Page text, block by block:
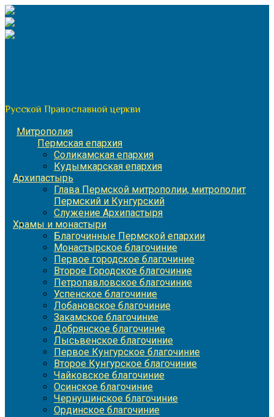
Перейти
к
содержимому
Русской Православной церкви
Митрополия
Пермская епархия
Соликамская епархия
Кудымкарская епархия
Архипастырь
Глава Пермской митрополии, митрополит
Пермский и Кунгурский
Служение Архипастыря
Храмы и монастыри
Благочинные Пермской епархии
Монастырское благочиние
Первое городское благочиние
Второе Городское благочиние
Петропавловское благочиние
Успенское благочиние
Лобановское благочиние
Закамское благочиние
Добрянское благочиние
Лысьвенское благочиние
Первое Кунгурское благочиние
Второе Кунгурское благочиние
Чайковское благочиние
Осинское благочиние
Чернушинское благочиние
Ординское благочиние